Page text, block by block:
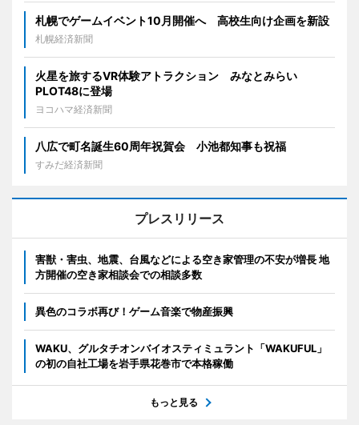
札幌でゲームイベント10月開催へ 高校生向け企画を新設
札幌経済新聞
火星を旅するVR体験アトラクション みなとみらい
PLOT48に登場
ヨコハマ経済新聞
八広で町名誕生60周年祝賀会 小池都知事も祝福
すみだ経済新聞
プレスリリース
害獣・害虫、地震、台風などによる空き家管理の不安が増長 地
方開催の空き家相談会での相談多数
異色のコラボ再び！ゲーム音楽で物産振興
WAKU、グルタチオンバイオスティミュラント「WAKUFUL」
の初の自社工場を岩手県花巻市で本格稼働
もっと見る